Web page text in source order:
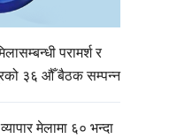
परामर्श र
३६ औँ बैठक सम्पन्न
मेलामा ६० भन्दा